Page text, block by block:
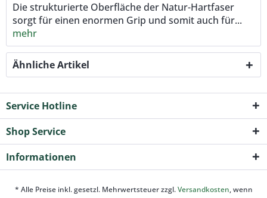
Die strukturierte Oberfläche der Natur-Hartfaser
sorgt für einen enormen Grip und somit auch für...
mehr
Ähnliche Artikel
Service Hotline
Shop Service
Informationen
* Alle Preise inkl. gesetzl. Mehrwertsteuer zzgl.Versandkosten, wenn